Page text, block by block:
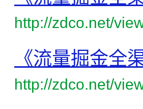
http://zdco.net/
《流量掘金全
http://zdco.net/